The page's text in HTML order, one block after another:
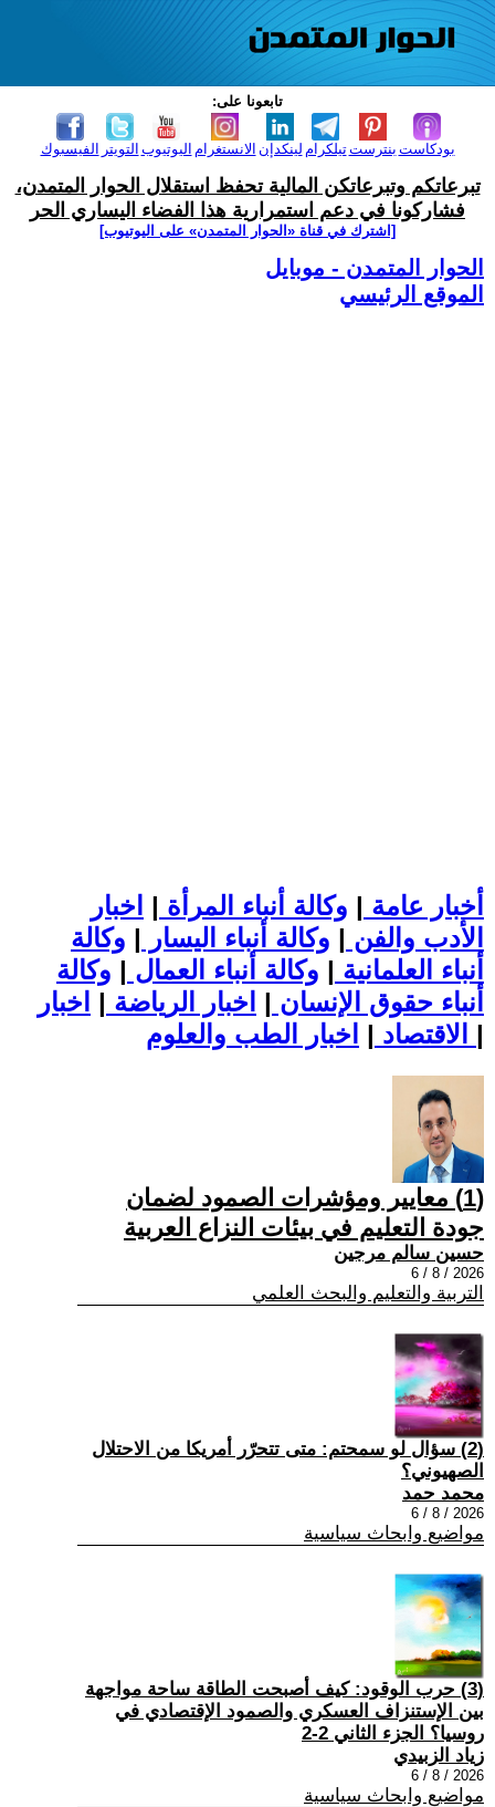
تابعونا على:
الفيسبوك التويتر اليوتيوب الانستغرام لينكدإن تيلكرامبنترست بودكاست
تبرعاتكم وتبرعاتكن المالية تحفظ استقلال الحوار المتمدن،
فشاركونا في دعم استمرارية هذا الفضاء اليساري الحر
[اشترك في قناة ‫«الحوار المتمدن» على اليوتيوب]
الحوار المتمدن - موبايل
الموقع الرئيسي
أخبار عامة | وكالة أنباء المرأة | اخبار
الأدب والفن | وكالة أنباء اليسار | وكالة
أنباء العلمانية | وكالة أنباء العمال | وكالة
أنباء حقوق الإنسان | اخبار الرياضة | اخبار
الاقتصاد | |
(1) معايير ومؤشرات الصمود لضمان
جودة التعليم في بيئات النزاع العربية
حسين سالم مرجين
2026 / 8 / 6
التربية والتعليم والبحث العلمي
(2) سؤال لو سمحتم: متى تتحرّر أمريكا من الاحتلال
الصهيوني؟
محمد حمد
2026 / 8 / 6
مواضيع وابحاث سياسية
(3) حرب الوقود: كيف أصبحت الطاقة ساحة مواجهة
بين الإستنزاف العسكري والصمود الإقتصادي في
روسيا؟ الجزء الثاني 2-2
زياد الزبيدي
2026 / 8 / 6
مواضيع وابحاث سياسية